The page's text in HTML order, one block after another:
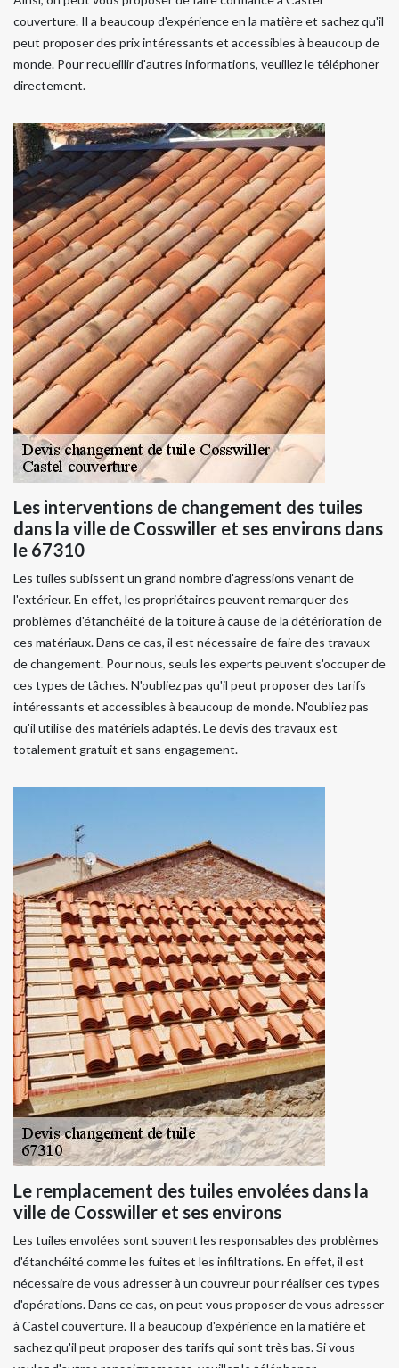
couverture. Il a beaucoup d'expérience en la matière et sachez qu'il
peut proposer des prix intéressants et accessibles à beaucoup de
monde. Pour recueillir d'autres informations, veuillez le téléphoner
directement.
Les interventions de changement des tuiles
dans la ville de Cosswiller et ses environs dans
le 67310
Les tuiles subissent un grand nombre d'agressions venant de
l'extérieur. En effet, les propriétaires peuvent remarquer des
problèmes d'étanchéité de la toiture à cause de la détérioration de
ces matériaux. Dans ce cas, il est nécessaire de faire des travaux
de changement. Pour nous, seuls les experts peuvent s'occuper de
ces types de tâches. N'oubliez pas qu'il peut proposer des tarifs
intéressants et accessibles à beaucoup de monde. N'oubliez pas
qu'il utilise des matériels adaptés. Le devis des travaux est
totalement gratuit et sans engagement.
Le remplacement des tuiles envolées dans la
ville de Cosswiller et ses environs
Les tuiles envolées sont souvent les responsables des problèmes
d'étanchéité comme les fuites et les infiltrations. En effet, il est
nécessaire de vous adresser à un couvreur pour réaliser ces types
d'opérations. Dans ce cas, on peut vous proposer de vous adresser
à Castel couverture. Il a beaucoup d'expérience en la matière et
sachez qu'il peut proposer des tarifs qui sont très bas. Si vous